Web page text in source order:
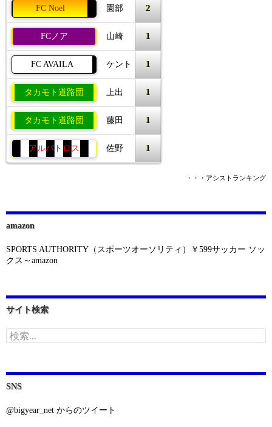
FC Noel 園部 2
FCノア 山崎 1
FC AVAILA ケント 1
タカモト道路団 上出 1
タカモト道路団 藤田 1
アルバトロス 佐野 1
・・・アシストランキング
amazon
SPORTS AUTHORITY（スポーツオーソリティ）￥599サッカー ソッ
クス～amazon
サイト検索
検
索:
SNS
@bigyear_net からのツイート